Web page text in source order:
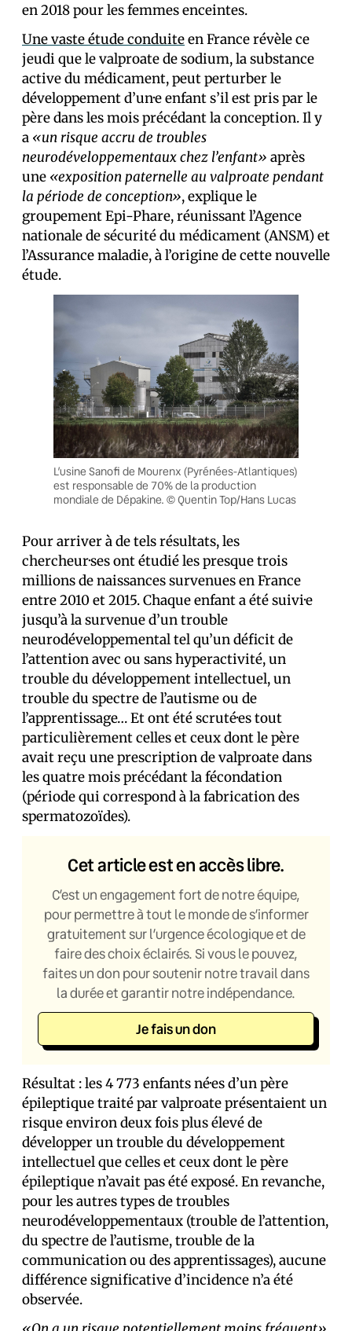
en 2018 pour les femmes enceintes.
Une vaste étude conduiteen France révèle ce
jeudi que le valproate de sodium, la substance
active du médicament, peut perturber le
développement d’un·e enfant s’il est pris par le
père dans les mois précédant la conception. Il y
a «un risque accru de troubles
neurodéveloppementaux chez l’enfant» après
une «exposition paternelle au valproate pendant
la période de conception», explique le
groupement Epi-Phare, réunissant l’Agence
nationale de sécurité du médicament (ANSM) et
l’Assurance maladie, à l’origine de cette nouvelle
étude.
L’usine Sanofi de Mourenx (Pyrénées-Atlantiques)
est responsable de 70% de la production
mondiale de Dépakine. © Quentin Top/Hans Lucas
Pour arriver à de tels résultats, les
chercheur·ses ont étudié les presque trois
millions de naissances survenues en France
entre 2010 et 2015. Chaque enfant a été suivi·e
jusqu’à la survenue d’un trouble
neurodéveloppemental tel qu’un déficit de
l’attention avec ou sans hyperactivité, un
trouble du développement intellectuel, un
trouble du spectre de l’autisme ou de
l’apprentissage… Et ont été scruté·es tout
particulièrement celles et ceux dont le père
avait reçu une prescription de valproate dans
les quatre mois précédant la fécondation
(période qui correspond à la fabrication des
spermatozoïdes).
Cet article est en accès libre.
C’est un engagement fort de notre équipe,
pour permettre à tout le monde de s’informer
gratuitement sur l’urgence écologique et de
faire des choix éclairés. Si vous le pouvez,
faites un don pour soutenir notre travail dans
la durée et garantir notre indépendance.
Je fais un don
Résultat : les 4 773 enfants né·es d’un père
épileptique traité par valproate présentaient un
risque environ deux fois plus élevé de
développer un trouble du développement
intellectuel que celles et ceux dont le père
épileptique n’avait pas été exposé. En revanche,
pour les autres types de troubles
neurodéveloppementaux (trouble de l’attention,
du spectre de l’autisme, trouble de la
communication ou des apprentissages), aucune
différence significative d’incidence n’a été
observée.